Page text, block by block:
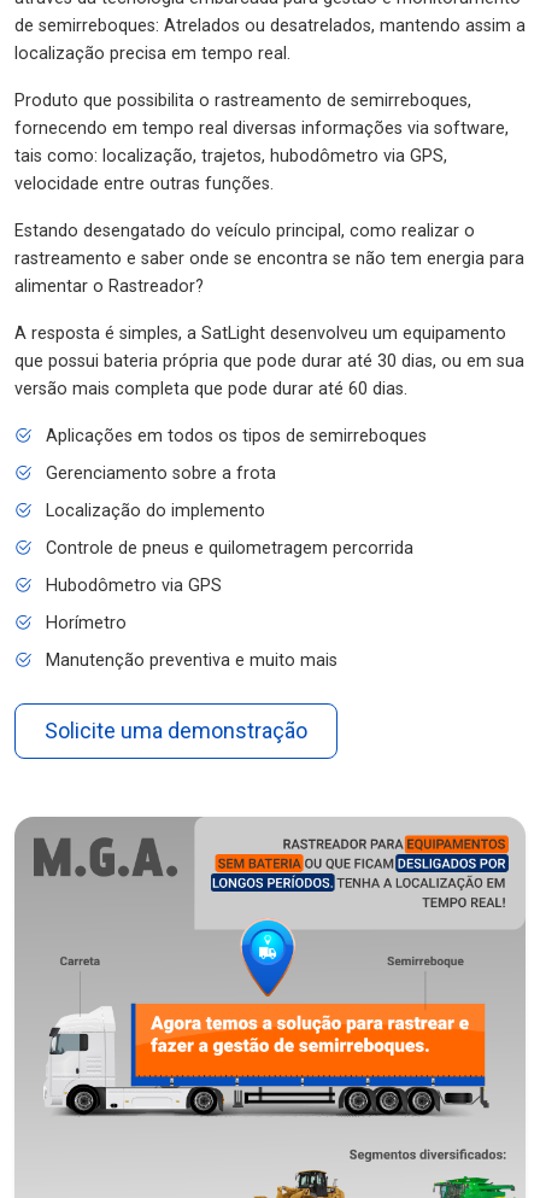
de semirreboques: Atrelados ou desatrelados, mantendo assim a
localização precisa em tempo real.
Produto que possibilita o rastreamento de semirreboques,
fornecendo em tempo real diversas informações via software,
tais como: localização, trajetos, hubodômetro via GPS,
velocidade entre outras funções.
Estando desengatado do veículo principal, como realizar o
rastreamento e saber onde se encontra se não tem energia para
alimentar o Rastreador?
A resposta é simples, a SatLight desenvolveu um equipamento
que possui bateria própria que pode durar até 30 dias, ou em sua
versão mais completa que pode durar até 60 dias.
Aplicações em todos os tipos de semirreboques
Gerenciamento sobre a frota
Localização do implemento
Controle de pneus e quilometragem percorrida
Hubodômetro via GPS
Horímetro
Manutenção preventiva e muito mais
Solicite uma demonstração